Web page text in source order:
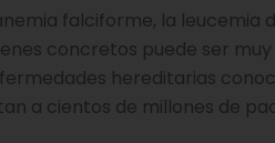
falciforme, la leucemia
concretos puede ser
hereditarias
a cientos de millones de